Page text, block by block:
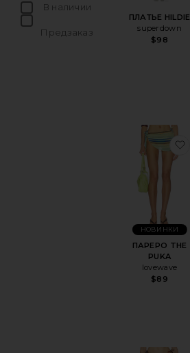
В наличии
товары в Избранном
Предзаказ
товары в Избранном
ПЛАТЬЕ HILDIE
superdown
$98
ПАРЕРО THE
PUKA
lovewave
$89
НОВИНКИ